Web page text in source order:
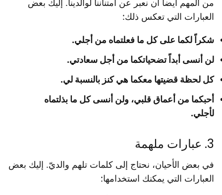
من المهم أيضاً أن نعبر عن امتناننا لوالدينا. إليك بعض
العبارات التي تعكس ذلك:
شكراً لكما على كل ما فعلتماه من أجلي.
لن أنسى أبداً تضحياتكما من أجل سعادتي.
كل لحظة قضيتها معكما هي كنز بالنسبة لي.
أحبكما من أعماق قلبي، ولن أنسى كل ما بذلتماه
لأجلي.
3. عبارات ملهمة
في بعض الأحيان، نحتاج إلى كلمات تلهم والديّ. إليك بعض
العبارات التي يمكنك استخدامها: